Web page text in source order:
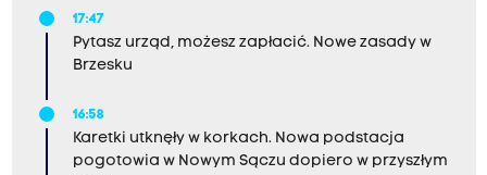
17:47
Pytasz urząd, możesz zapłacić. Nowe zasady w
Brzesku
16:58
Karetki utknęły w korkach. Nowa podstacja
pogotowia w Nowym Sączu dopiero w przyszłym